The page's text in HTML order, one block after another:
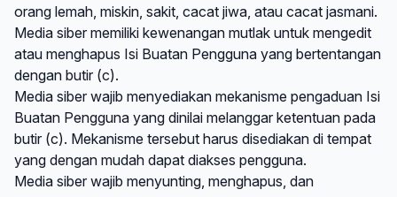
orang lemah, miskin, sakit, cacat jiwa, atau cacat jasmani.
Media siber memiliki kewenangan mutlak untuk mengedit
atau menghapus Isi Buatan Pengguna yang bertentangan
dengan butir (c).
Media siber wajib menyediakan mekanisme pengaduan Isi
Buatan Pengguna yang dinilai melanggar ketentuan pada
butir (c). Mekanisme tersebut harus disediakan di tempat
yang dengan mudah dapat diakses pengguna.
Media siber wajib menyunting, menghapus, dan